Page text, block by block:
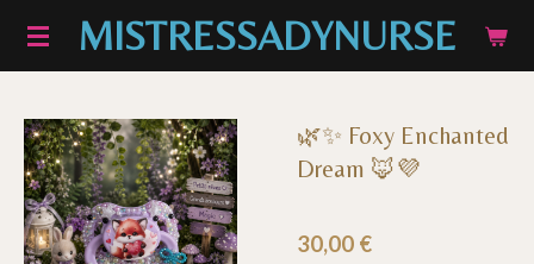
Passer
principal
MISTRESSADYNURSE
🌿✨ Foxy Enchanted
Dream 🦊💜
30,00 €